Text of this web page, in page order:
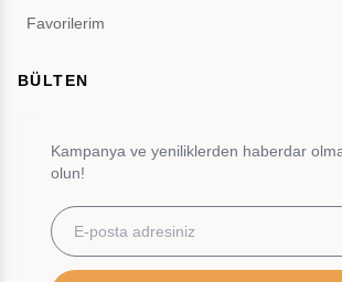
Favorilerim
BÜLTEN
Kampanya ve yeniliklerden haberdar
olun!